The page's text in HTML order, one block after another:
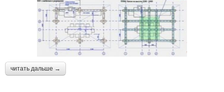
читать дальше →